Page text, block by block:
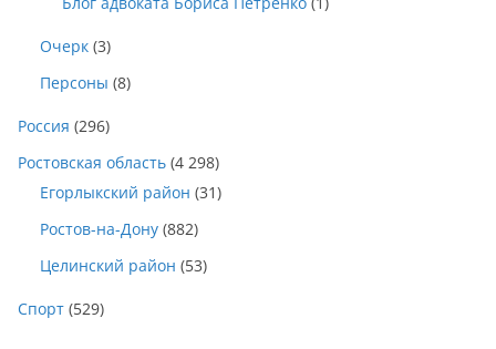
Очерк (3)
Персоны (8)
Россия (296)
Ростовская область (4 298)
Егорлыкский район (31)
Ростов-на-Дону (882)
Целинский район (53)
Спорт (529)